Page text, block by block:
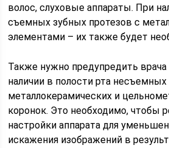
волос, слуховые аппараты. При
съемных зубных протезов с
элементами – их также будет
Также нужно предупредить врача
наличии в полости рта несъемных
металлокерамических и
коронок. Это необходимо, чтобы
настройки аппарата для
искажения изображений в